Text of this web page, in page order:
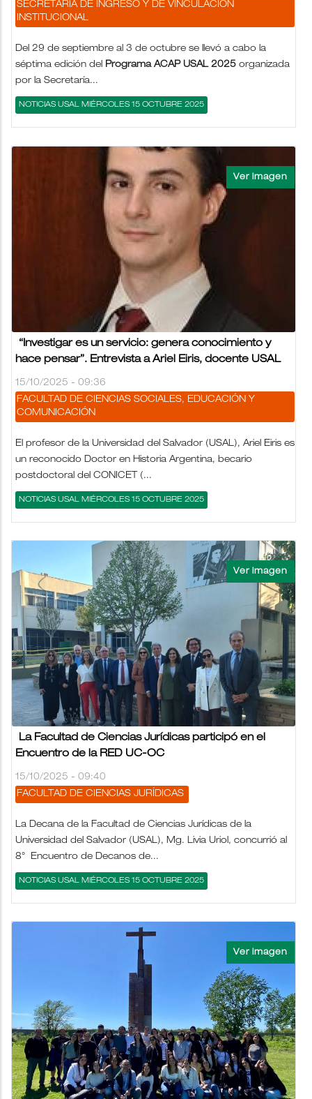
SECRETARÍA DE INGRESO Y DE VINCULACIÓN
INSTITUCIONAL
Del 29 de septiembre al 3 de octubre se llevó a cabo la
séptima edición del Programa ACAP USAL 2025 organizada
por la Secretaría...
NOTICIAS USAL MIÉRCOLES 15 OCTUBRE 2025
“Investigar es un servicio: genera conocimiento y
hace pensar”. Entrevista a Ariel Eiris, docente USAL
15/10/2025 - 09:36
FACULTAD DE CIENCIAS SOCIALES, EDUCACIÓN Y
COMUNICACIÓN
El profesor de la Universidad del Salvador (USAL), Ariel Eiris es
un reconocido Doctor en Historia Argentina, becario
postdoctoral del CONICET (...
NOTICIAS USAL MIÉRCOLES 15 OCTUBRE 2025
La Facultad de Ciencias Jurídicas participó en el
Encuentro de la RED UC-OC
15/10/2025 - 09:40
FACULTAD DE CIENCIAS JURÍDICAS
La Decana de la Facultad de Ciencias Jurídicas de la
Universidad del Salvador (USAL), Mg. Livia Uriol, concurrió al
8° Encuentro de Decanos de...
NOTICIAS USAL MIÉRCOLES 15 OCTUBRE 2025